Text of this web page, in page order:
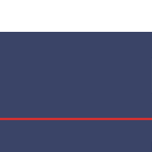
zum
MENU